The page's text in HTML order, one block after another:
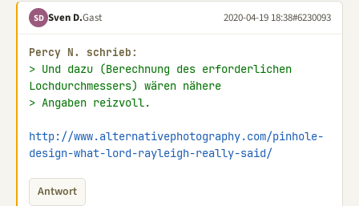
SD Sven D.Gast 2020-04-19 18:38#6230093
Percy N. schrieb:
> Und dazu (Berechnung des erforderlichen
Lochdurchmessers) wären nähere
> Angaben reizvoll.
http://www.alternativephotography.com/pinhole-
design-what-lord-rayleigh-really-said/
Antwort